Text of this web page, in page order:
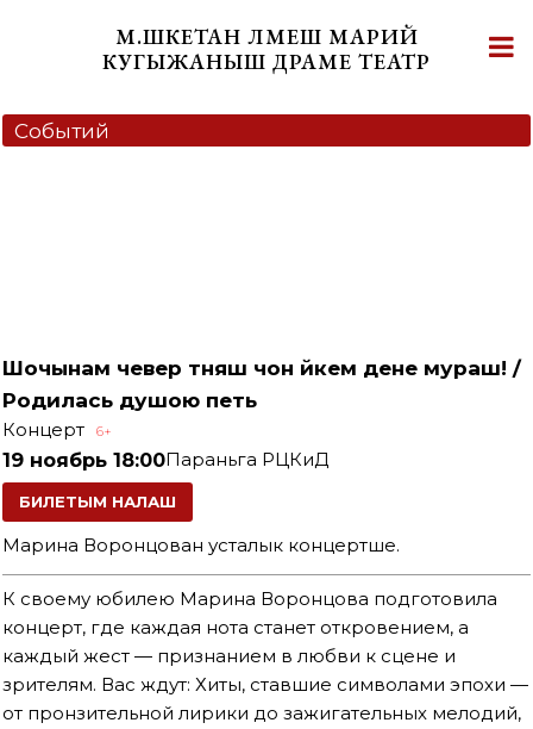
М.ШКЕТАН ЛӰМЕШ МАРИЙ
КУГЫЖАНЫШ ДРАМЕ ТЕАТР
Событий
Шочынам чевер тӱняш чон йӱкем дене мураш! /
Родилась душою петь
Концерт 6+
19 ноябрь 18:00Параньга РЦКиД
БИЛЕТЫМ НАЛАШ
Марина Воронцован усталык концертше.
К своему юбилею Марина Воронцова подготовила
концерт, где каждая нота станет откровением, а
каждый жест — признанием в любви к сцене и
зрителям. Вас ждут: Хиты, ставшие символами эпохи —
от пронзительной лирики до зажигательных мелодий,